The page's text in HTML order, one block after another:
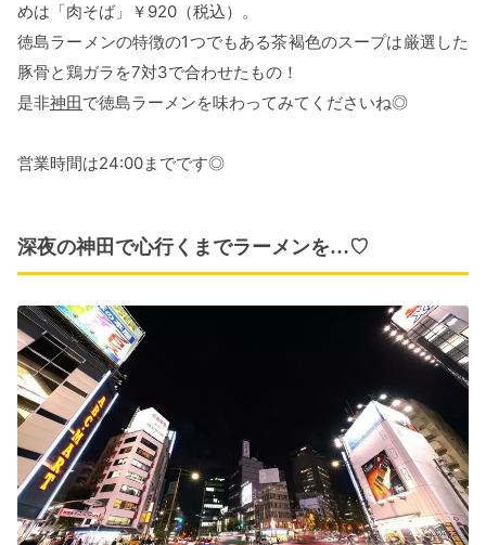
めは「肉そば」￥920（税込）。
徳島ラーメンの特徴の1つでもある茶褐色のスープは厳選した
豚骨と鶏ガラを7対3で合わせたもの！
是非神田で徳島ラーメンを味わってみてくださいね◎
営業時間は24:00までです◎
深夜の神田で心行くまでラーメンを…♡